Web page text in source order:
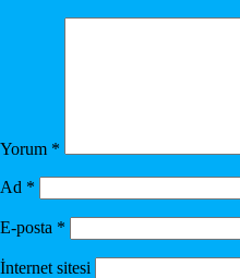
Yorum *
Ad *
E-posta *
İnternet sitesi